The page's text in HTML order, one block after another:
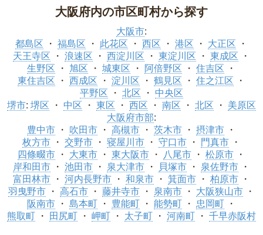
大阪府内の市区町村から探す
大阪市:
都島区
福島区 此花区 西区 港区
大正区
天王寺区
浪速区 西淀川区 東淀川区
東成区
生野区
旭区 城東区 阿倍野区
住吉区
東住吉区
西成区 淀川区 鶴見区
住之江区
平野区
北区
中央区
堺市: 堺区 中区 東区 西区 南区 北区
美原区
大阪府市部:
豊中市
吹田市 高槻市 茨木市
摂津市
枚方市
交野市 寝屋川市 守口市
門真市
四條畷市
大東市 東大阪市 八尾市
松原市
岸和田市
池田市 泉大津市 貝塚市
泉佐野市
富田林市
河内長野市 和泉市 箕面市
柏原市
羽曳野市
高石市 藤井寺市 泉南市
大阪狭山市
阪南市
島本町 豊能町 能勢町
忠岡町
熊取町
田尻町 岬町 太子町 河南町 千早赤阪村